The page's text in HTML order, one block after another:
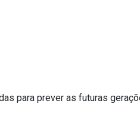
para prever as futuras